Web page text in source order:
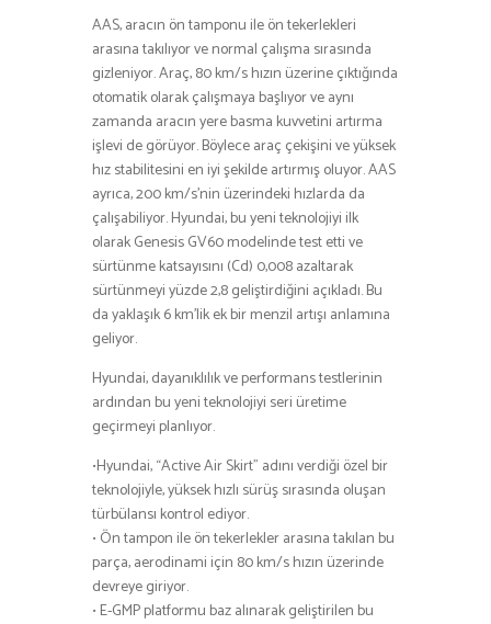
AAS, aracın ön tamponu ile ön tekerlekleri
arasına takılıyor ve normal çalışma sırasında
gizleniyor. Araç, 80 km/s hızın üzerine çıktığında
otomatik olarak çalışmaya başlıyor ve aynı
zamanda aracın yere basma kuvvetini artırma
işlevi de görüyor. Böylece araç çekişini ve yüksek
hız stabilitesini en iyi şekilde artırmış oluyor. AAS
ayrıca, 200 km/s’nin üzerindeki hızlarda da
çalışabiliyor. Hyundai, bu yeni teknolojiyi ilk
olarak Genesis GV60 modelinde test etti ve
sürtünme katsayısını (Cd) 0,008 azaltarak
sürtünmeyi yüzde 2,8 geliştirdiğini açıkladı. Bu
da yaklaşık 6 km’lik ek bir menzil artışı anlamına
geliyor.
Hyundai, dayanıklılık ve performans testlerinin
ardından bu yeni teknolojiyi seri üretime
geçirmeyi planlıyor.
•Hyundai, “Active Air Skirt” adını verdiği özel bir
teknolojiyle, yüksek hızlı sürüş sırasında oluşan
türbülansı kontrol ediyor.
• Ön tampon ile ön tekerlekler arasına takılan bu
parça, aerodinami için 80 km/s hızın üzerinde
devreye giriyor.
• E-GMP platformu baz alınarak geliştirilen bu